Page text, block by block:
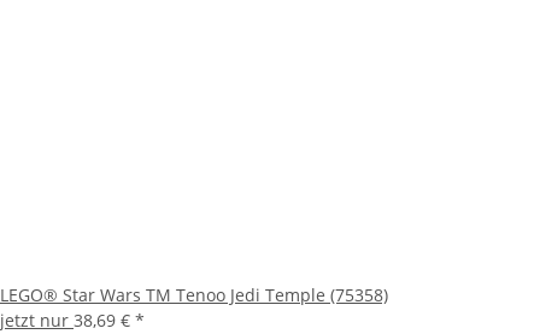
LEGO® Star Wars TM Tenoo Jedi Temple (75358)
jetzt nur 38,69 € *